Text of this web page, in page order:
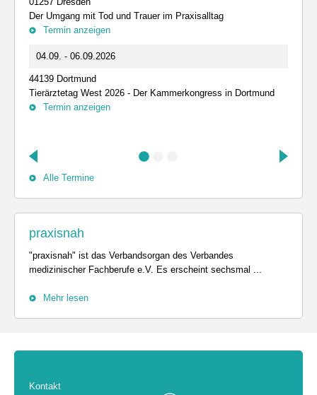
Der Umgang mit Tod und Trauer im Praxisalltag
Termin anzeigen
04.09. - 06.09.2026
44139 Dortmund
Tierärztetag West 2026 - Der Kammerkongress in Dortmund
Termin anzeigen
Alle Termine
praxisnah
"praxisnah" ist das Verbandsorgan des Verbandes
medizinischer Fachberufe e.V. Es erscheint sechsmal ...
Mehr lesen
Kontakt